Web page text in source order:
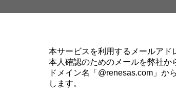
本サービスを利用するメールアド
本人確認のためのメールを弊社か
ドメイン名「@renesas.com」か
します。